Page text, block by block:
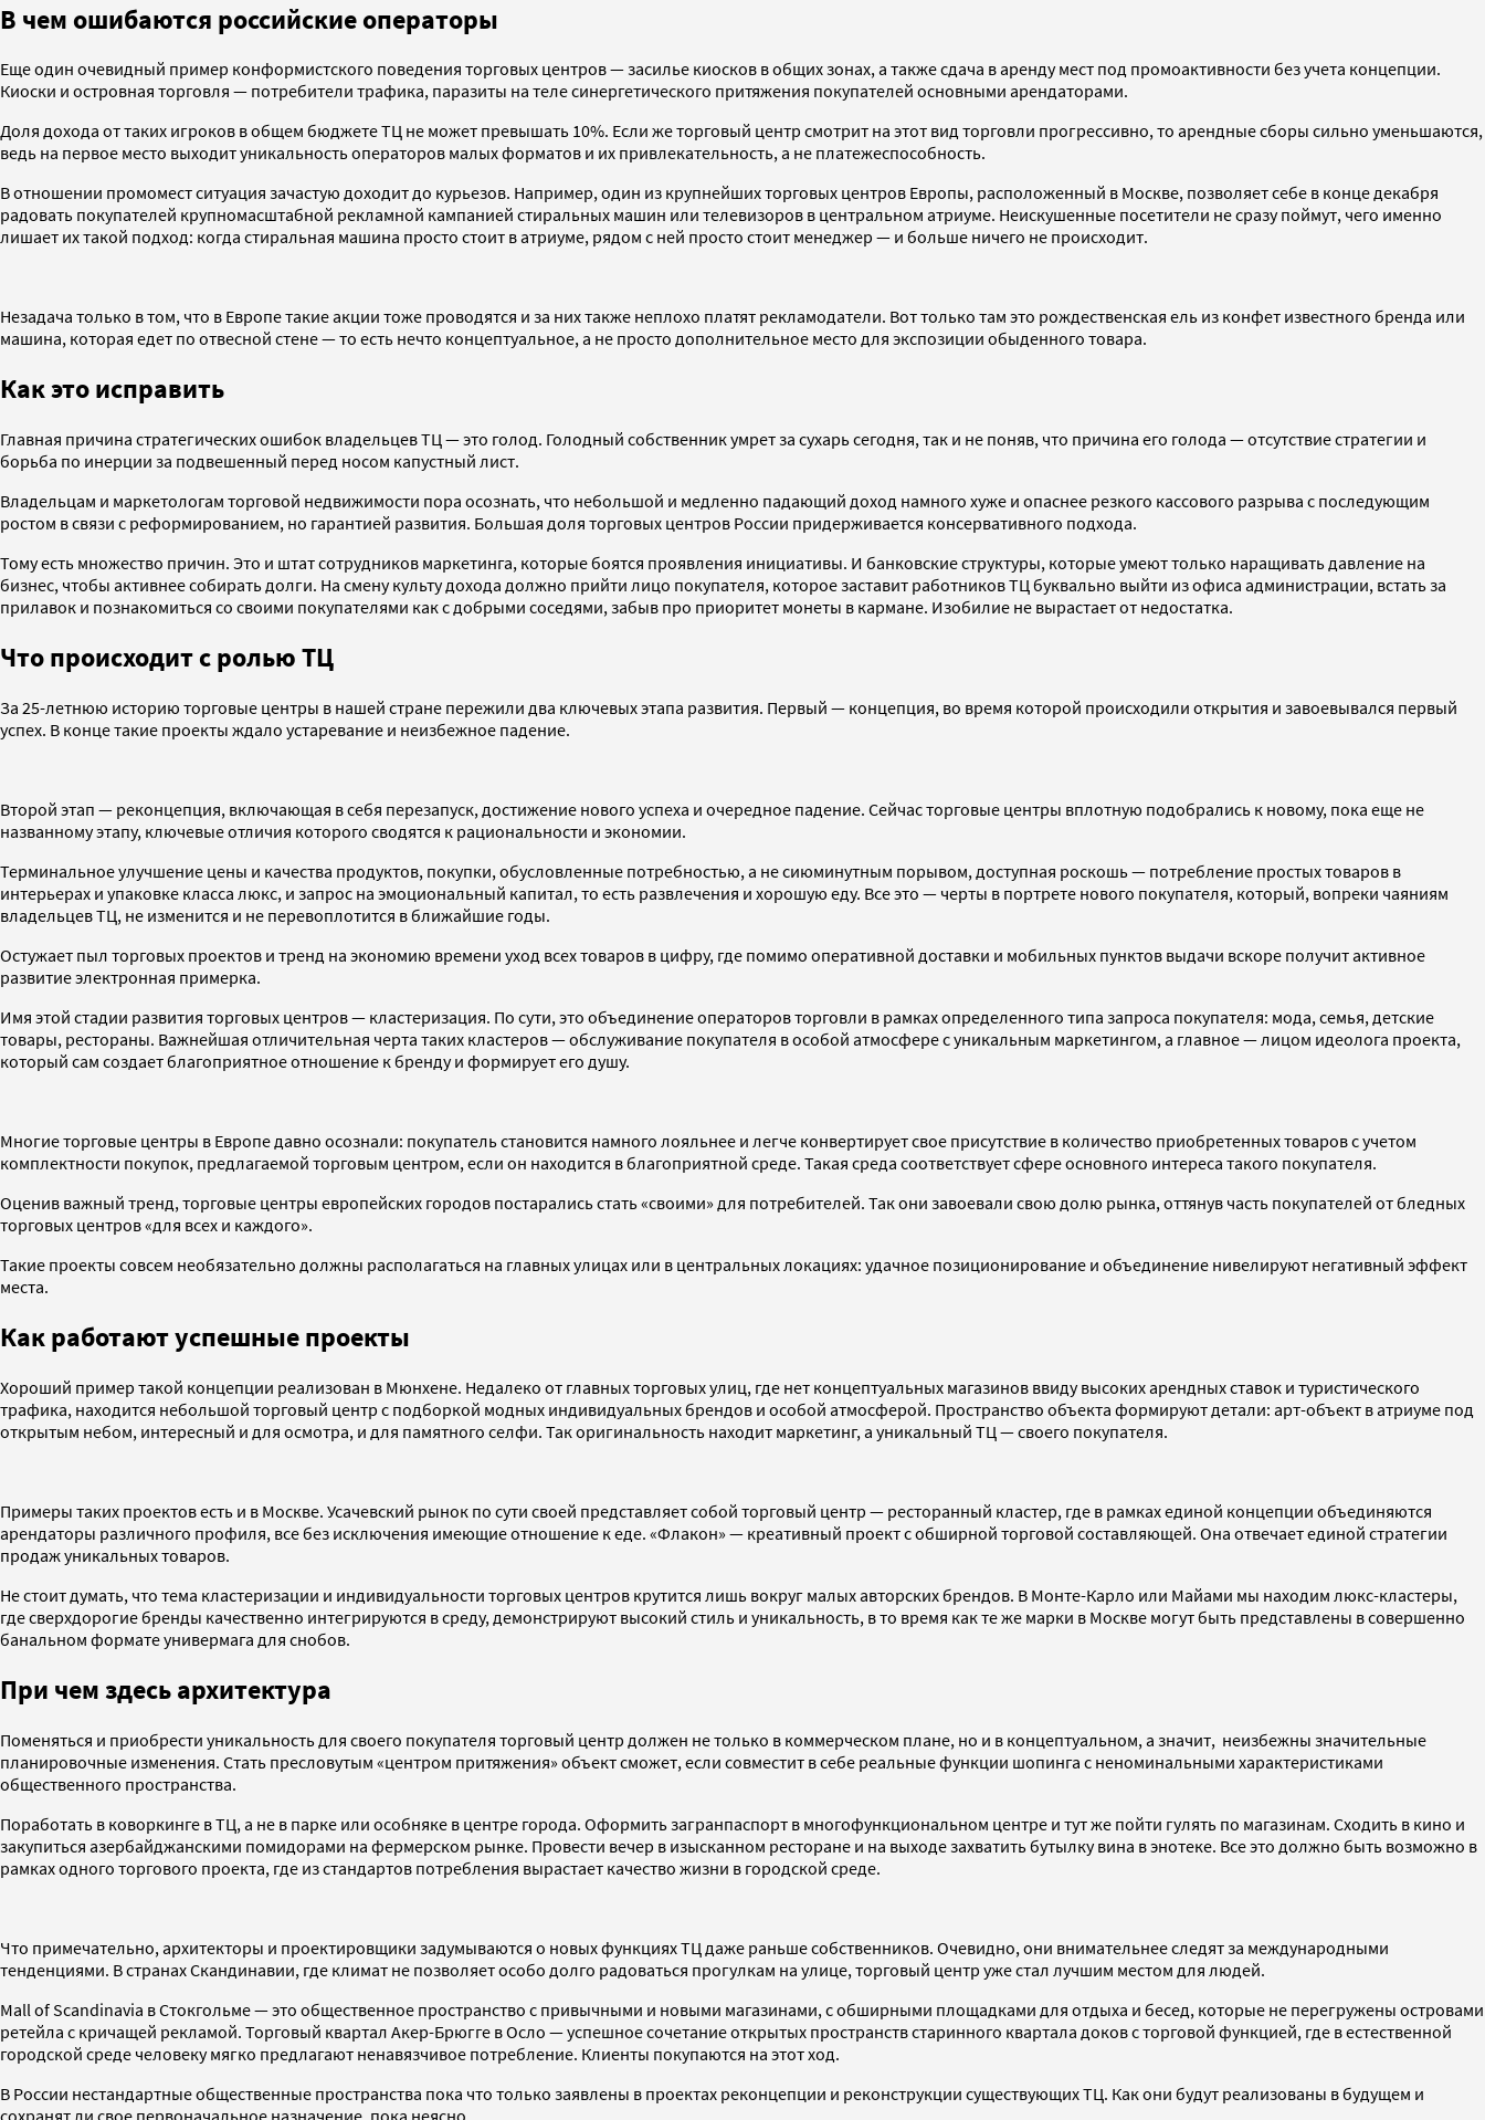
В чем ошибаются российские операторы
Еще один очевидный пример конформистского поведения торговых центров — засилье киосков в общих зонах, а также сдача в аренду мест под промоактивности без учета концепции.
Киоски и островная торговля — потребители трафика, паразиты на теле синергетического притяжения покупателей основными арендаторами.
Доля дохода от таких игроков в общем бюджете ТЦ не может превышать 10%. Если же торговый центр смотрит на этот вид торговли прогрессивно, то арендные сборы сильно уменьшаются,
ведь на первое место выходит уникальность операторов малых форматов и их привлекательность, а не платежеспособность.
В отношении промомест ситуация зачастую доходит до курьезов. Например, один из крупнейших торговых центров Европы, расположенный в Москве, позволяет себе в конце декабря
радовать покупателей крупномасштабной рекламной кампанией стиральных машин или телевизоров в центральном атриуме. Неискушенные посетители не сразу поймут, чего именно
лишает их такой подход: когда стиральная машина просто стоит в атриуме, рядом с ней просто стоит менеджер — и больше ничего не происходит.
Незадача только в том, что в Европе такие акции тоже проводятся и за них также неплохо платят рекламодатели. Вот только там это рождественская ель из конфет известного бренда или
машина, которая едет по отвесной стене — то есть нечто концептуальное, а не просто дополнительное место для экспозиции обыденного товара.
Как это исправить
Главная причина стратегических ошибок владельцев ТЦ — это голод. Голодный собственник умрет за сухарь сегодня, так и не поняв, что причина его голода — отсутствие стратегии и
борьба по инерции за подвешенный перед носом капустный лист.
Владельцам и маркетологам торговой недвижимости пора осознать, что небольшой и медленно падающий доход намного хуже и опаснее резкого кассового разрыва с последующим
ростом в связи с реформированием, но гарантией развития. Большая доля торговых центров России придерживается консервативного подхода.
Тому есть множество причин. Это и штат сотрудников маркетинга, которые боятся проявления инициативы. И банковские структуры, которые умеют только наращивать давление на
бизнес, чтобы активнее собирать долги. На смену культу дохода должно прийти лицо покупателя, которое заставит работников ТЦ буквально выйти из офиса администрации, встать за
прилавок и познакомиться со своими покупателями как с добрыми соседями, забыв про приоритет монеты в кармане. Изобилие не вырастает от недостатка.
Что происходит с ролью ТЦ
За 25-летнюю историю торговые центры в нашей стране пережили два ключевых этапа развития. Первый — концепция, во время которой происходили открытия и завоевывался первый
успех. В конце такие проекты ждало устаревание и неизбежное падение.
Второй этап — реконцепция, включающая в себя перезапуск, достижение нового успеха и очередное падение. Сейчас торговые центры вплотную подобрались к новому, пока еще не
названному этапу, ключевые отличия которого сводятся к рациональности и экономии.
Терминальное улучшение цены и качества продуктов, покупки, обусловленные потребностью, а не сиюминутным порывом, доступная роскошь — потребление простых товаров в
интерьерах и упаковке класса люкс, и запрос на эмоциональный капитал, то есть развлечения и хорошую еду. Все это — черты в портрете нового покупателя, который, вопреки чаяниям
владельцев ТЦ, не изменится и не перевоплотится в ближайшие годы.
Остужает пыл торговых проектов и тренд на экономию времени уход всех товаров в цифру, где помимо оперативной доставки и мобильных пунктов выдачи вскоре получит активное
развитие электронная примерка.
Имя этой стадии развития торговых центров — кластеризация. По сути, это объединение операторов торговли в рамках определенного типа запроса покупателя: мода, семья, детские
товары, рестораны. Важнейшая отличительная черта таких кластеров — обслуживание покупателя в особой атмосфере с уникальным маркетингом, а главное — лицом идеолога проекта,
который сам создает благоприятное отношение к бренду и формирует его душу.
Многие торговые центры в Европе давно осознали: покупатель становится намного лояльнее и легче конвертирует свое присутствие в количество приобретенных товаров с учетом
комплектности покупок, предлагаемой торговым центром, если он находится в благоприятной среде. Такая среда соответствует сфере основного интереса такого покупателя.
Оценив важный тренд, торговые центры европейских городов постарались стать «своими» для потребителей. Так они завоевали свою долю рынка, оттянув часть покупателей от бледных
торговых центров «для всех и каждого».
Такие проекты совсем необязательно должны располагаться на главных улицах или в центральных локациях: удачное позиционирование и объединение нивелируют негативный эффект
места.
Как работают успешные проекты
Хороший пример такой концепции реализован в Мюнхене. Недалеко от главных торговых улиц, где нет концептуальных магазинов ввиду высоких арендных ставок и туристического
трафика, находится небольшой торговый центр с подборкой модных индивидуальных брендов и особой атмосферой. Пространство объекта формируют детали: арт-объект в атриуме под
открытым небом, интересный и для осмотра, и для памятного селфи. Так оригинальность находит маркетинг, а уникальный ТЦ — своего покупателя.
Примеры таких проектов есть и в Москве. Усачевский рынок по сути своей представляет собой торговый центр — ресторанный кластер, где в рамках единой концепции объединяются
арендаторы различного профиля, все без исключения имеющие отношение к еде. «Флакон» — креативный проект с обширной торговой составляющей. Она отвечает единой стратегии
продаж уникальных товаров.
Не стоит думать, что тема кластеризации и индивидуальности торговых центров крутится лишь вокруг малых авторских брендов. В Монте-Карло или Майами мы находим люкс-кластеры,
где сверхдорогие бренды качественно интегрируются в среду, демонстрируют высокий стиль и уникальность, в то время как те же марки в Москве могут быть представлены в совершенно
банальном формате универмага для снобов.
При чем здесь архитектура
Поменяться и приобрести уникальность для своего покупателя торговый центр должен не только в коммерческом плане, но и в концептуальном, а значит, неизбежны значительные
планировочные изменения. Стать пресловутым «центром притяжения» объект сможет, если совместит в себе реальные функции шопинга с неноминальными характеристиками
общественного пространства.
Поработать в коворкинге в ТЦ, а не в парке или особняке в центре города. Оформить загранпаспорт в многофункциональном центре и тут же пойти гулять по магазинам. Сходить в кино и
закупиться азербайджанскими помидорами на фермерском рынке. Провести вечер в изысканном ресторане и на выходе захватить бутылку вина в энотеке. Все это должно быть возможно в
рамках одного торгового проекта, где из стандартов потребления вырастает качество жизни в городской среде.
Что примечательно, архитекторы и проектировщики задумываются о новых функциях ТЦ даже раньше собственников. Очевидно, они внимательнее следят за международными
тенденциями. В странах Скандинавии, где климат не позволяет особо долго радоваться прогулкам на улице, торговый центр уже стал лучшим местом для людей.
Mall of Scandinavia в Стокгольме — это общественное пространство с привычными и новыми магазинами, с обширными площадками для отдыха и бесед, которые не перегружены островами
ретейла с кричащей рекламой. Торговый квартал Акер-Брюгге в Осло — успешное сочетание открытых пространств старинного квартала доков с торговой функцией, где в естественной
городской среде человеку мягко предлагают ненавязчивое потребление. Клиенты покупаются на этот ход.
В России нестандартные общественные пространства пока что только заявлены в проектах реконцепции и реконструкции существующих ТЦ. Как они будут реализованы в будущем и
сохранят ли свое первоначальное назначение, пока неясно.